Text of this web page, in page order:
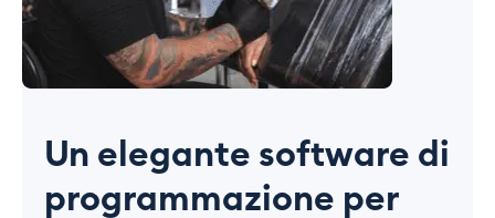
Un elegante software di
programmazione per